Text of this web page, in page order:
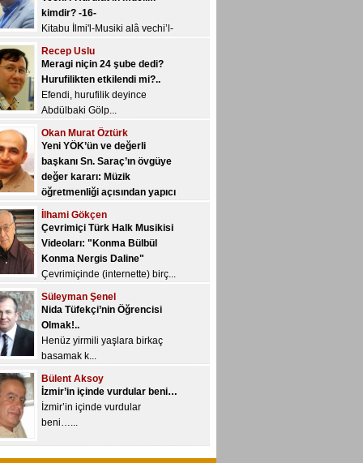
Efendi, hurufilik deyince
Abdülbaki Gölp...
Okan Murat Öztürk
Yeni YÖK’ün ve değerli
başkanı Sn. Saraç’ın övgüye
değer kararı: Müzik
öğretmenliği açısından yapıcı
bir değerlendirme…
Yeni YÖK, üniversitelere yetki
devri kon...
İlhami Gökçen
Çevrimiçi Türk Halk Musikisi
Videoları: "Konma Bülbül
Konma Nergis Daline"
Çevrimiçinde (internette) birç...
Süleyman Şenel
Nida Tüfekçi’nin Öğrencisi
Olmak!..
Henüz yirmili yaşlara birkaç
basamak k...
Bülent Aksoy
İzmir’in içinde vurdular beni…
İzmir’in içinde vurdular
beni…...
Veyis Yeğin
Çalgıları geliştirmek nedir,
nasıl olur?..
“Geliştirme/gelişim” kavramı
Ayhan Sarı